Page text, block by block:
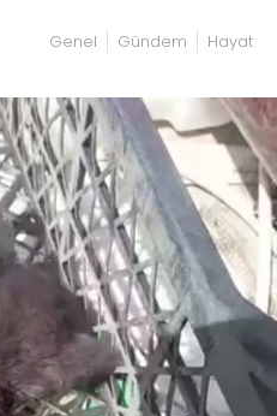
Genel Gündem Hayat